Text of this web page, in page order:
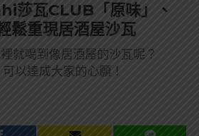
莎瓦CLUB「原味」、
鬆重現居酒屋沙瓦
就喝到像居酒屋的沙瓦呢？
以達成大家的心願！